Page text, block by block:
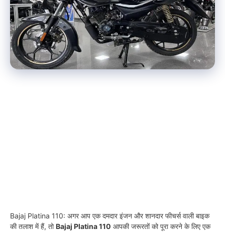
Bajaj Platina 110: अगर आप एक दमदार इंजन और शानदार फीचर्स वाली बाइक
की तलाश में हैं, तोBajaj Platina 110 आपकी जरूरतों को पूरा करने के लिए एक